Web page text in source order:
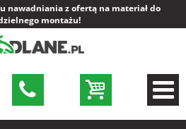
nawadniania z ofertą na materiał do
montażu!